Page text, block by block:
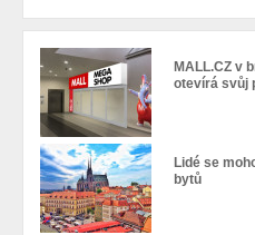
MALL.CZ v
otevírá svůj
Lidé se
bytů